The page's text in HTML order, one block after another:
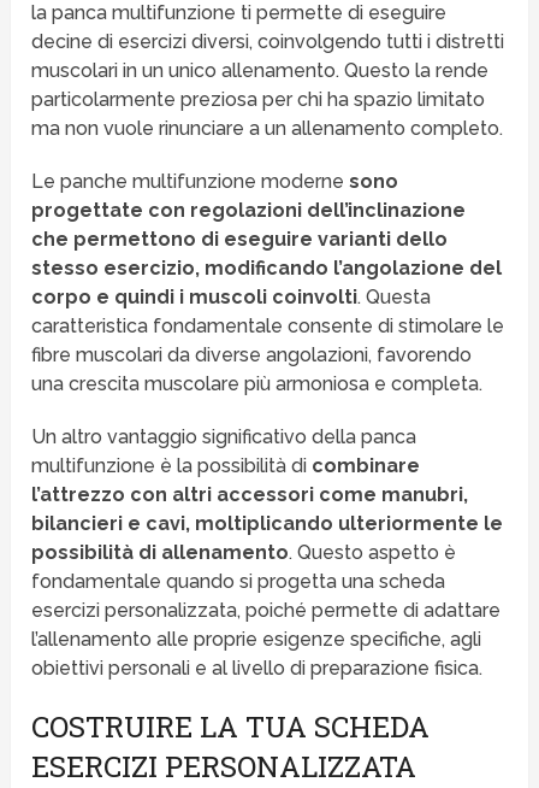
la panca multifunzione ti permette di eseguire
decine di esercizi diversi, coinvolgendo tutti i distretti
muscolari in un unico allenamento. Questo la rende
particolarmente preziosa per chi ha spazio limitato
ma non vuole rinunciare a un allenamento completo.
Le panche multifunzione moderne sono
progettate con regolazioni dell’inclinazione
che permettono di eseguire varianti dello
stesso esercizio, modificando l’angolazione del
corpo e quindi i muscoli coinvolti. Questa
caratteristica fondamentale consente di stimolare le
fibre muscolari da diverse angolazioni, favorendo
una crescita muscolare più armoniosa e completa.
Un altro vantaggio significativo della panca
multifunzione è la possibilità di combinare
l’attrezzo con altri accessori come manubri,
bilancieri e cavi, moltiplicando ulteriormente le
possibilità di allenamento. Questo aspetto è
fondamentale quando si progetta una scheda
esercizi personalizzata, poiché permette di adattare
l’allenamento alle proprie esigenze specifiche, agli
obiettivi personali e al livello di preparazione fisica.
COSTRUIRE LA TUA SCHEDA
ESERCIZI PERSONALIZZATA